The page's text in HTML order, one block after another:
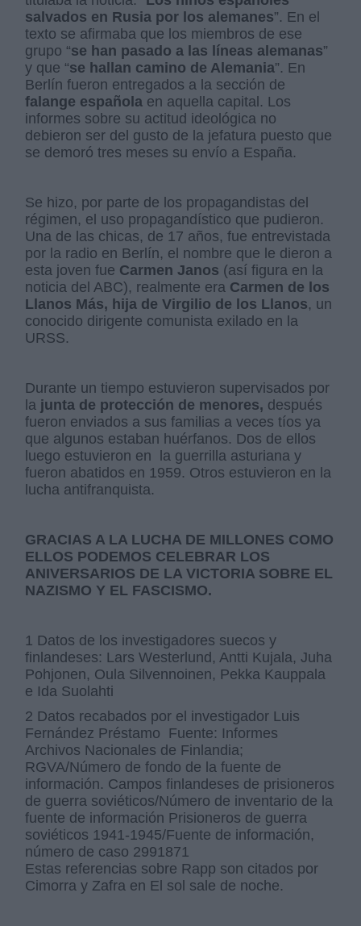
salvados en Rusia por los alemanes”. En el
texto se afirmaba que los miembros de ese
grupo “se han pasado a las líneas alemanas”
y que “se hallan camino de Alemania”. En
Berlín fueron entregados a la sección de
falange española en aquella capital. Los
informes sobre su actitud ideológica no
debieron ser del gusto de la jefatura puesto que
se demoró tres meses su envío a España.
Se hizo, por parte de los propagandistas del
régimen, el uso propagandístico que pudieron.
Una de las chicas, de 17 años, fue entrevistada
por la radio en Berlín, el nombre que le dieron a
esta joven fue Carmen Janos (así figura en la
noticia del ABC), realmente era Carmen de los
Llanos Más, hija de Virgilio de los Llanos, un
conocido dirigente comunista exilado en la
URSS.
Durante un tiempo estuvieron supervisados por
la junta de protección de menores, después
fueron enviados a sus familias a veces tíos ya
que algunos estaban huérfanos. Dos de ellos
luego estuvieron en la guerrilla asturiana y
fueron abatidos en 1959. Otros estuvieron en la
lucha antifranquista.
GRACIAS A LA LUCHA DE MILLONES COMO
ELLOS PODEMOS CELEBRAR LOS
ANIVERSARIOS DE LA VICTORIA SOBRE EL
NAZISMO Y EL FASCISMO.
1 Datos de los investigadores suecos y
finlandeses: Lars Westerlund, Antti Kujala, Juha
Pohjonen, Oula Silvennoinen, Pekka Kauppala
e Ida Suolahti
2 Datos recabados por el investigador Luis
Fernández Préstamo Fuente: Informes
Archivos Nacionales de Finlandia;
RGVA/Número de fondo de la fuente de
información. Campos finlandeses de prisioneros
de guerra soviéticos/Número de inventario de la
fuente de información Prisioneros de guerra
soviéticos 1941-1945/Fuente de información,
número de caso 2991871
Estas referencias sobre Rapp son citados por
Cimorra y Zafra en El sol sale de noche.